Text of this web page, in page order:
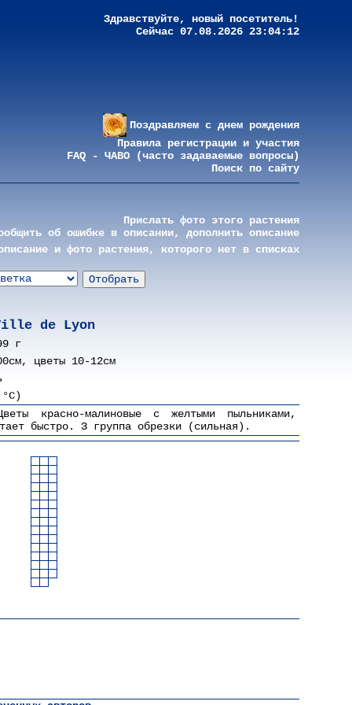
Здравствуйте, новый посетитель!
Сейчас 07.08.2026 23:04:12
Поздравляем с днем рождения
Правила регистрации и участия
FAQ - ЧАВО (часто задаваемые вопросы)
Поиск по сайту
Прислать фото этого растения
об ошибке в описании, дополнить описание
и фото растения, которого нет в списках
de Lyon
г
цветы 10-12см
красно-малиновые с желтыми пыльниками,
быстро. З группа обрезки (сильная).